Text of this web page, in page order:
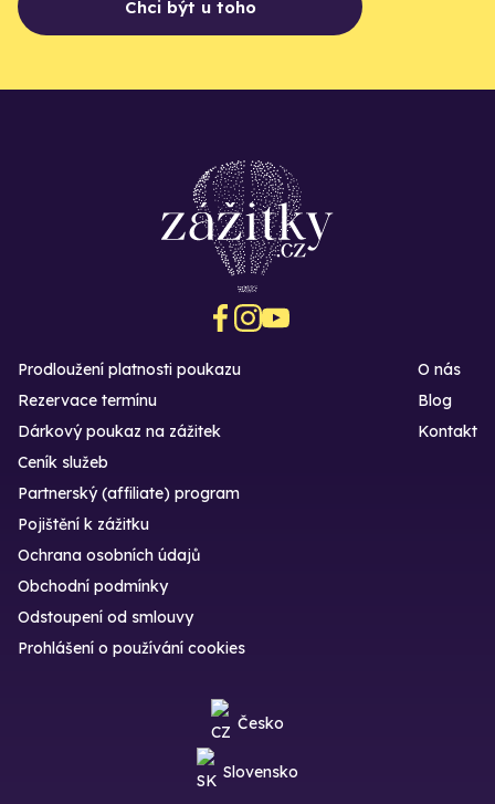
Chci být u toho
Prodloužení platnosti poukazu
Rezervace termínu
Dárkový poukaz na zážitek
O nás
Blog
Kontakt
Ceník služeb
Partnerský (affiliate) program
Pojištění k zážitku
Ochrana osobních údajů
Obchodní podmínky
Odstoupení od smlouvy
Prohlášení o používání cookies
Česko
Slovensko